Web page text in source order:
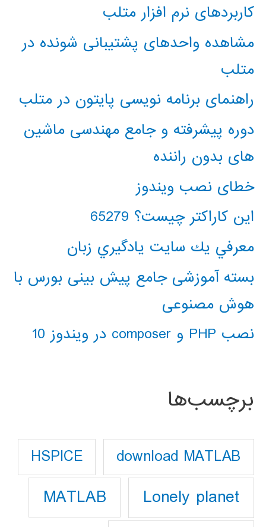
کاربردهای نرم افزار متلب
مشاهده واحدهای پشتیبانی شونده در
متلب
راهنمای برنامه نویسی پایتون در متلب
دوره پیشرفته و جامع مهندسی ماشین
های بدون راننده
خطای نصب ویندوز
این کاراکتر چیست؟ 65279
معرفي يك سايت يادگيري زبان
بسته آموزشی جامع پیش بینی بورس با
هوش مصنوعی
نصب PHP و composer در ویندوز 10
برچسب‌ها
download MATLAB
HSPICE
Lonely planet
MATLAB